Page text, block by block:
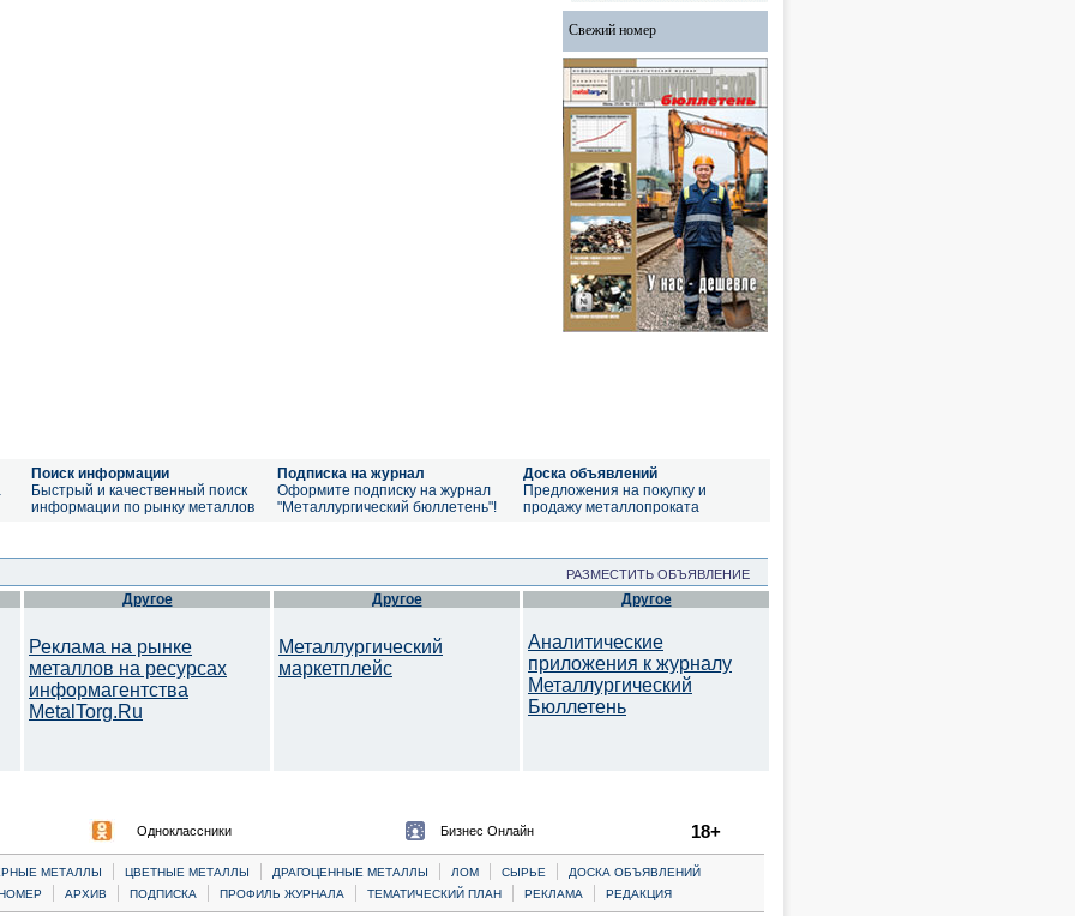
Свежий номер
Поиск информации
Быстрый и качественный поиск
информации по рынку металлов
Подписка на журнал
Оформите подписку на журнал
"Металлургический бюллетень"!
Доска объявлений
Предложения на покупку и
продажу металлопроката
РАЗМЕСТИТЬ ОБЪЯВЛЕНИЕ
Другое
Реклама на рынке
металлов на ресурсах
информагентства
MetalTorg.Ru
Другое
Металлургический
маркетплейс
Другое
Аналитические
приложения к журналу
Металлургический
Бюллетень
Одноклассники Бизнес Онлайн 18+
МЕТАЛЛЫ | ЦВЕТНЫЕ МЕТАЛЛЫ | ДРАГОЦЕННЫЕ МЕТАЛЛЫ | ЛОМ | CЫРЬЕ |
ДОСКА ОБЪЯВЛЕНИЙ
| АРХИВ | ПОДПИСКА | ПРОФИЛЬ ЖУРНАЛА | ТЕМАТИЧЕСКИЙ ПЛАН | РЕКЛАМА | РЕДАКЦИЯ